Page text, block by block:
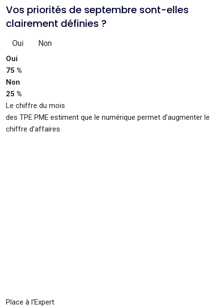
Vos priorités de septembre sont-elles
clairement définies ?
Oui Non
Oui
75 %
Non
25 %
Le chiffre du mois
des TPE PME estiment que le numérique permet d’augmenter le
chiffre d’affaires
Place à l'Expert